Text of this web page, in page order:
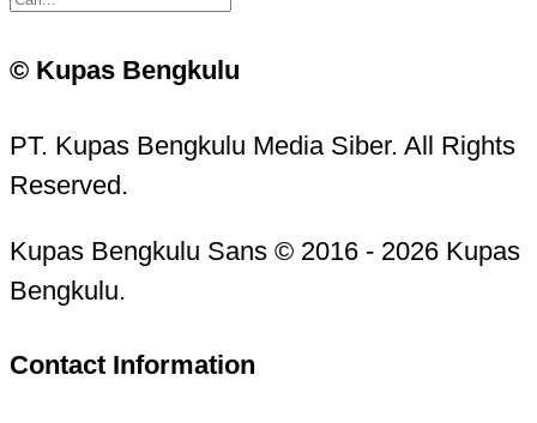
© Kupas Bengkulu
PT. Kupas Bengkulu Media Siber. All Rights
Reserved.
Kupas Bengkulu Sans © 2016 - 2026 Kupas
Bengkulu.
Contact Information